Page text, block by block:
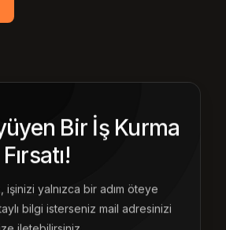
Bir İş Kurma
Fırsatı!
işinizi yalnızca bir adım öteye
bilgi isterseniz mail adresinizi